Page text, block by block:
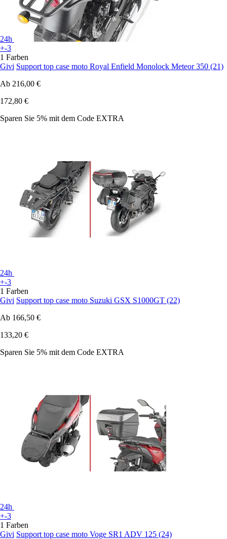
24h
+-3
1 Farben
Givi Support top case moto Royal Enfield Monolock Meteor 350 (21)
Ab 216,00 €
172,80 €
Sparen Sie 5% mit dem Code EXTRA
24h
+-3
1 Farben
Givi Support top case moto Suzuki GSX S1000GT (22)
Ab 166,50 €
133,20 €
Sparen Sie 5% mit dem Code EXTRA
24h
+-3
1 Farben
Givi Support top case moto Voge SR1 ADV 125 (24)